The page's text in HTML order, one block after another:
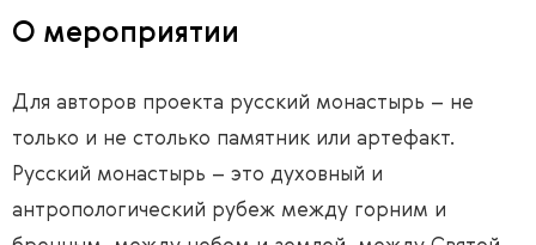
О мероприятии
Для авторов проекта русский монастырь – не
только и не столько памятник или артефакт.
Русский монастырь – это духовный и
антропологический рубеж между горним и